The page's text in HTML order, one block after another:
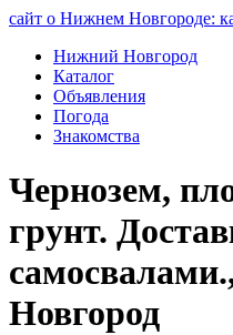
сайт о Нижнем Новгороде:
Нижний Новгород
Каталог
Объявления
Погода
Знакомства
Чернозем,
грунт.
Новгород